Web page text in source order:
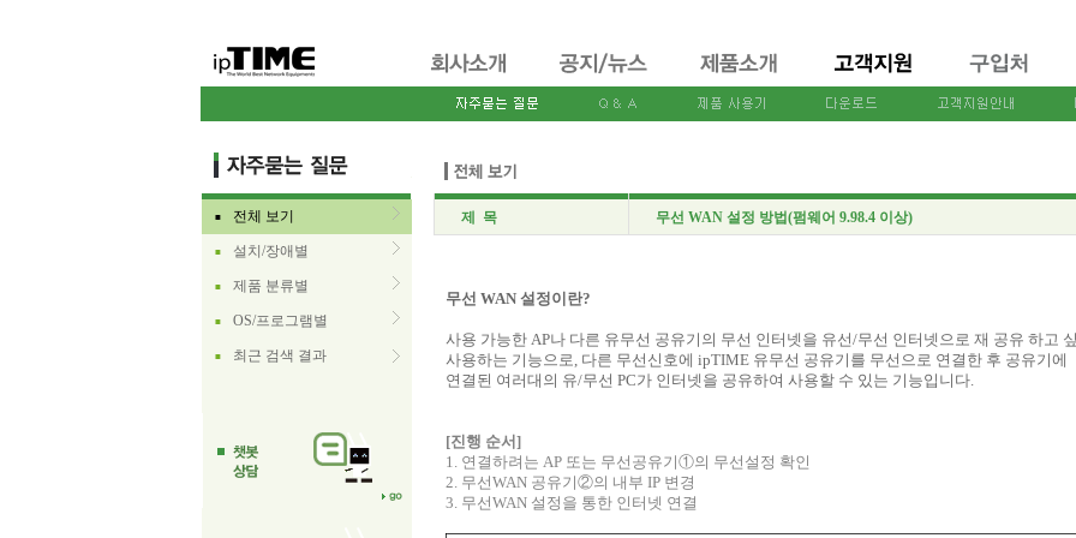
■ 전체 보기
■ 설치/장애별
■ 제품 분류별
■ OS/프로그램별
■ 최근 검색 결과
제 목 무선 WAN 설정 방법(펌웨어 9.98.4 이상)
무선 WAN 설정이란?
사용 가능한 AP나 다른 유무선 공유기의 무선 인터넷을 유선/무선 인터넷으로 재 공유 하고
사용하는 기능으로, 다른 무선신호에 ipTIME 유무선 공유기를 무선으로 연결한 후 공유기에
연결된 여러대의 유/무선 PC가 인터넷을 공유하여 사용할 수 있는 기능입니다.
[진행 순서]
1. 연결하려는 AP 또는 무선공유기①의 무선설정 확인
2. 무선WAN 공유기②의 내부 IP 변경
3. 무선WAN 설정을 통한 인터넷 연결